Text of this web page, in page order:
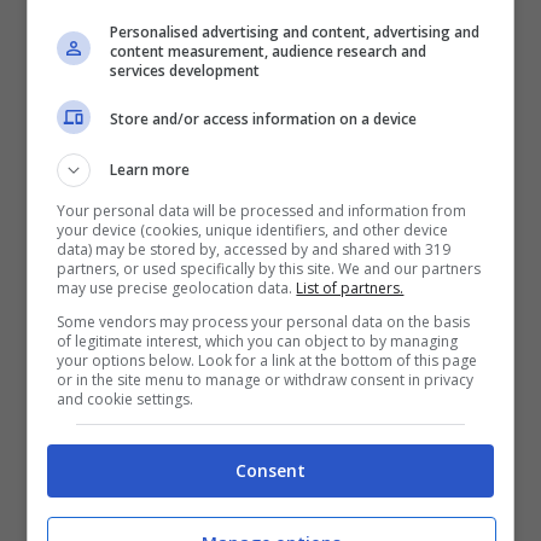
duramente per andare a prendere dei
giocatori giovani e di prospettiva in particolari
italiani. Non è da escludere che, però, in
futuro ci possa essere anche una
operazione in Sud America. Sappiamo molto
bene quanto l’ex ds della Juventus conosce
molto bene quel mondo e potrebbe chiudere
un colpo importante.
Secondo le ultime informazioni, ilMilan
continua a seguire da vicino Mastantuono
. L’attaccante argentino piace
molto ai rossoneri e potrebbe rappresentare
Personalised advertising and content, advertising and
content measurement, audience research and
services development
Store and/or access information on a device
Learn more
Your personal data will be processed and information from
your device (cookies, unique identifiers, and other device
data) may be stored by, accessed by and shared with 319
partners, or used specifically by this site. We and our partners
may use precise geolocation data. List of partners.
Some vendors may process your personal data on the basis
of legitimate interest, which you can object to by managing
your options below. Look for a link at the bottom of this page
or in the site menu to manage or withdraw consent in privacy
and cookie settings.
Consent